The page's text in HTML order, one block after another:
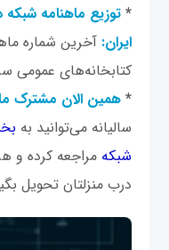
* توزیع ماهنامه شبکه
ایران: آخرین شماره
کتابخانه‌های عمومی
* همین الان مشترک
سالیانه می‌توانید به
شبکه مراجعه کرده و
درب منزلتان تحویل